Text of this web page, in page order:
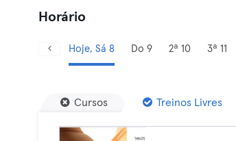
Horário
Hoje, Sá 8 Do 9 2ª 10 3ª 11
Cursos Treinos Livres